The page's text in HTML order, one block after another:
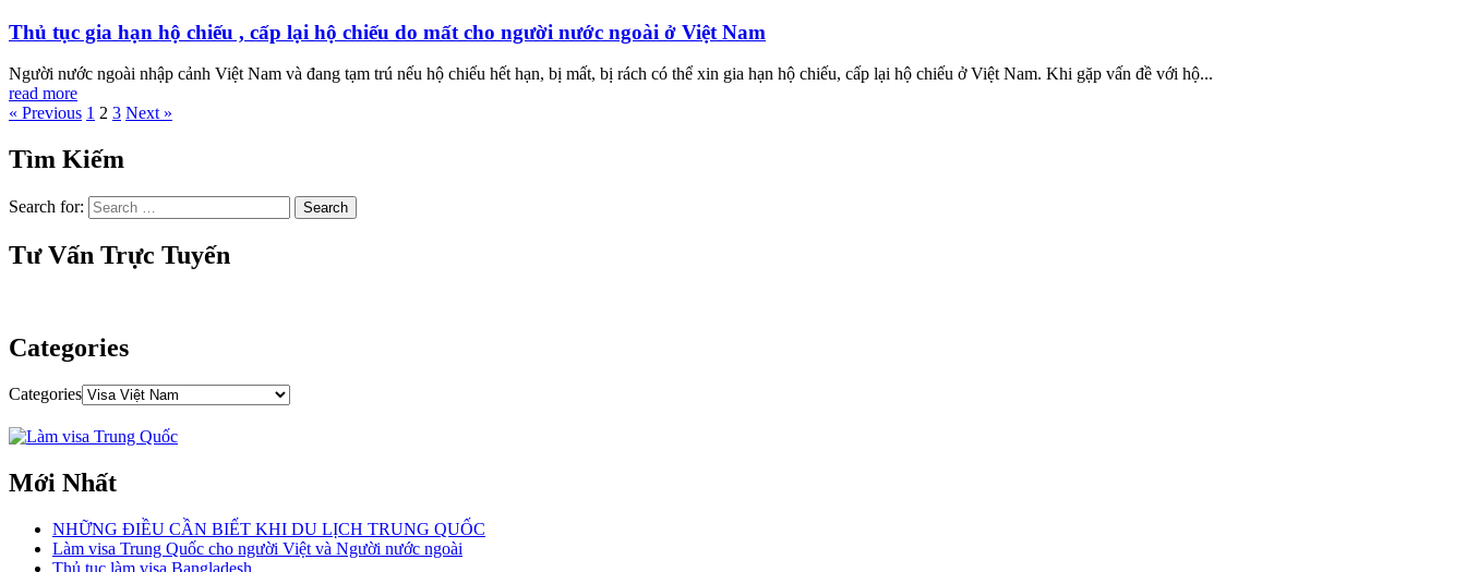
Thủ tục gia hạn hộ chiếu , cấp lại hộ chiếu do mất cho người nước ngoài ở Việt Nam
Người nước ngoài nhập cảnh Việt Nam và đang tạm trú nếu hộ chiếu hết hạn, bị mất, bị rách có thể xin gia hạn hộ chiếu, cấp lại hộ chiếu ở Việt Nam. Khi gặp vấn đề với hộ...
read more
« Previous 1 2 3 Next »
Tìm Kiếm
Search for:
Tư Vấn Trực Tuyến
Categories
Categories
Mới Nhất
NHỮNG ĐIỀU CẦN BIẾT KHI DU LỊCH TRUNG QUỐC
Làm visa Trung Quốc cho người Việt và Người nước ngoài
Thủ tục làm visa Bangladesh